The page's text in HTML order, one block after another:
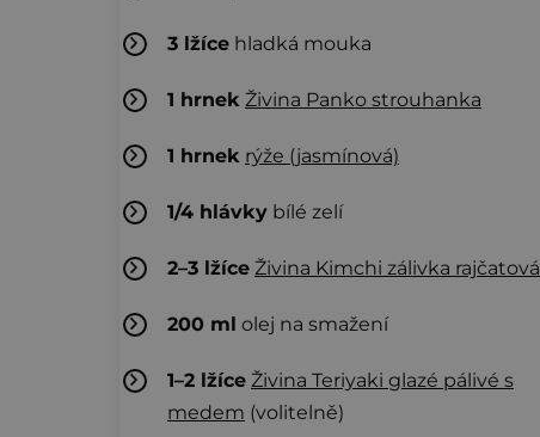
3 lžíce hladká mouka
1 hrnek Živina Panko strouhanka
1 hrnek rýže (jasmínová)
1/4 hlávky bílé zelí
2–3 lžíce Živina Kimchi zálivka rajčatová
200 ml olej na smažení
1–2 lžíce Živina Teriyaki glazé pálivé s
medem (volitelně)